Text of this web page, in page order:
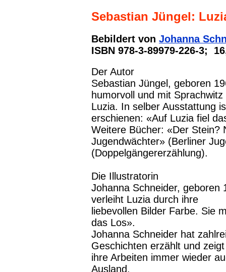
Sebastian Jüngel:
Bebildert von Johanna
ISBN 978-3-89979-226-3;
Der Autor
Sebastian Jüngel, geboren
humorvoll und mit
Luzia. In selber Ausstattung
erschienen: «Auf Luzia fiel
Weitere Bücher: «Der Stein?
Jugendwächter» (Berliner
(Doppelgängererzählung).
Die Illustratorin
Johanna Schneider, geboren
verleiht Luzia durch ihre
liebevollen Bilder Farbe. Sie
das Los».
Johanna Schneider hat
Geschichten erzählt und zeigt
ihre Arbeiten immer wieder
Ausland.